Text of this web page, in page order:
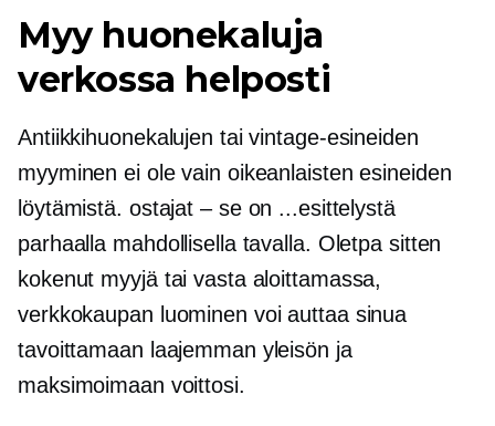
Myy huonekaluja
verkossa helposti
Antiikkihuonekalujen tai vintage-esineiden
myyminen ei ole vain oikeanlaisten esineiden
löytämistä. ostajat – se on ...esittelystä
parhaalla mahdollisella tavalla. Oletpa sitten
kokenut myyjä tai vasta aloittamassa,
verkkokaupan luominen voi auttaa sinua
tavoittamaan laajemman yleisön ja
maksimoimaan voittosi.